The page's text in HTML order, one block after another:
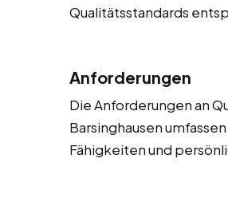
Qualitätsstandards
Anforderungen
Die Anforderungen an
Barsinghausen
Fähigkeiten und